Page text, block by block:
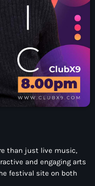
than just live music,
and engaging arts
festival site on both